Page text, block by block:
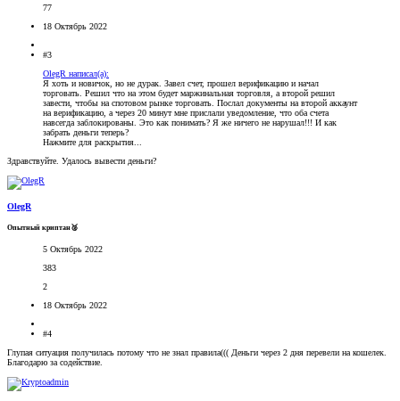
77
18 Октябрь 2022
#3
OlegR написал(а):
Я хоть и новичок, но не дурак. Завел счет, прошел верификацию и начал
торговать. Решил что на этом будет маржинальная торговля, а второй решил
завести, чтобы на спотовом рынке торговать. Послал документы на второй аккаунт
на верификацию, а через 20 минут мне прислали уведомление, что оба счета
навсегда заблокированы. Это как понимать? Я же ничего не нарушал!!! И как
забрать деньги теперь?
Нажмите для раскрытия...
Здравствуйте. Удалось вывести деньги?
OlegR
Опытный криптан🥈
5 Октябрь 2022
383
2
18 Октябрь 2022
#4
Глупая ситуация получилась потому что не знал правила((( Деньги через 2 дня перевели на кошелек.
Благодарю за содействие.